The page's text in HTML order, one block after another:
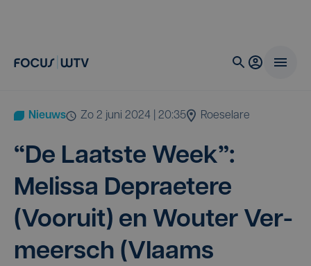
Nieuws zo 2 juni 2024 | 20:35 Roeselare
“De Laat­ste Week”:
Melis­sa Deprae­te­re
(Voor­uit) en Wou­ter Ver­
meersch (Vlaams